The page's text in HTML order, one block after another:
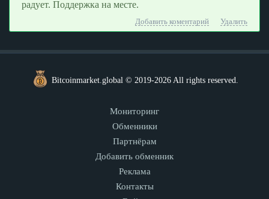
радует. Поддержка на месте.
Добавить коментарий Удалить
Bitcoinmarket.global © 2019-2026 All rights reserved.
Мониторинг
Обменники
Партнёрам
Добавить обменник
Реклама
Контакты